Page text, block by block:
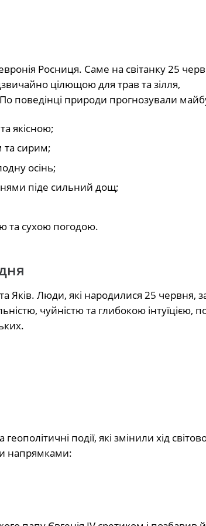
Росниця. Саме на світанку 25
цілющою для трав та зілля,
поведінці природи прогнозували
якісною;
та сирим;
осінь;
піде сильний дощ;
та сухою погодою.
Яків. Люди, які народилися 25 червня,
чуйністю та глибокою інтуїцією,
події, які змінили хід
напрямками: